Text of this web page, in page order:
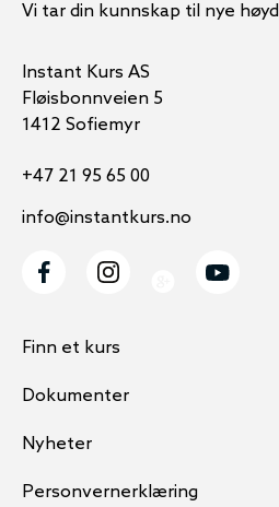
Vi tar din kunnskap til nye
Instant Kurs AS
Fløisbonnveien 5
1412 Sofiemyr
+47 21 95 65 00
info@instantkurs.no
Finn et kurs
Dokumenter
Nyheter
Personvernerklæring